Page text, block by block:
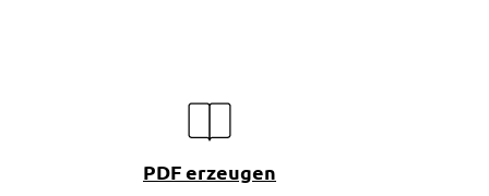
PDF erzeugen